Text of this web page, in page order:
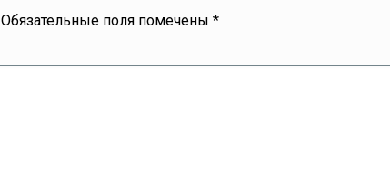
Обязательные поля помечены*